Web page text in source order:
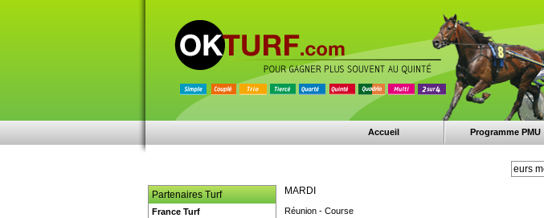
Programme PMU
Accueil
MARDI
Réunion - Course
Partenaires Turf
France Turf